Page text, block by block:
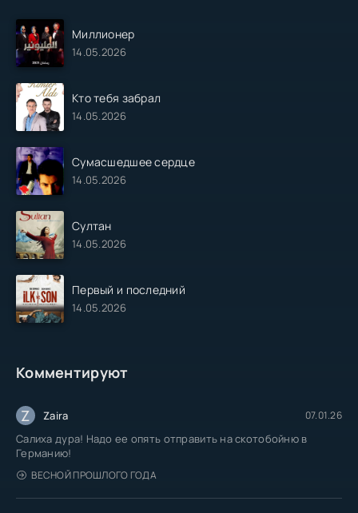
Миллионер
14.05.2026
Кто тебя забрал
14.05.2026
Сумасшедшее сердце
14.05.2026
Султан
14.05.2026
Первый и последний
14.05.2026
Комментируют
Z Zaira 07.01.26
Салиха дура! Надо ее опять отправить на скотобойню в
Германию!
ВЕСНОЙ ПРОШЛОГО ГОДА